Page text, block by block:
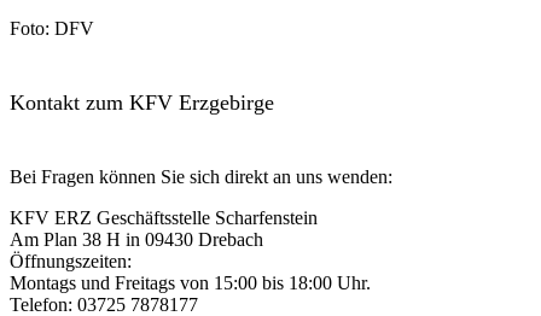
Foto: DFV
Kontakt zum KFV Erzgebirge
Bei Fragen können Sie sich direkt an uns wenden:
KFV ERZ Geschäftsstelle Scharfenstein
Am Plan 38 H in 09430 Drebach
Öffnungszeiten:
Montags und Freitags von 15:00 bis 18:00 Uhr.
Telefon: 03725 7878177